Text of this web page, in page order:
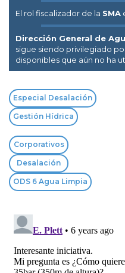
El rol fiscalizador de la SMA
Dirección General de
sigue siendo privilegiado
disponibles que aún no ha
Especial Desalación
Gestión Hídrica
Corporativos
Desalación
ODS 6 Agua Limpia